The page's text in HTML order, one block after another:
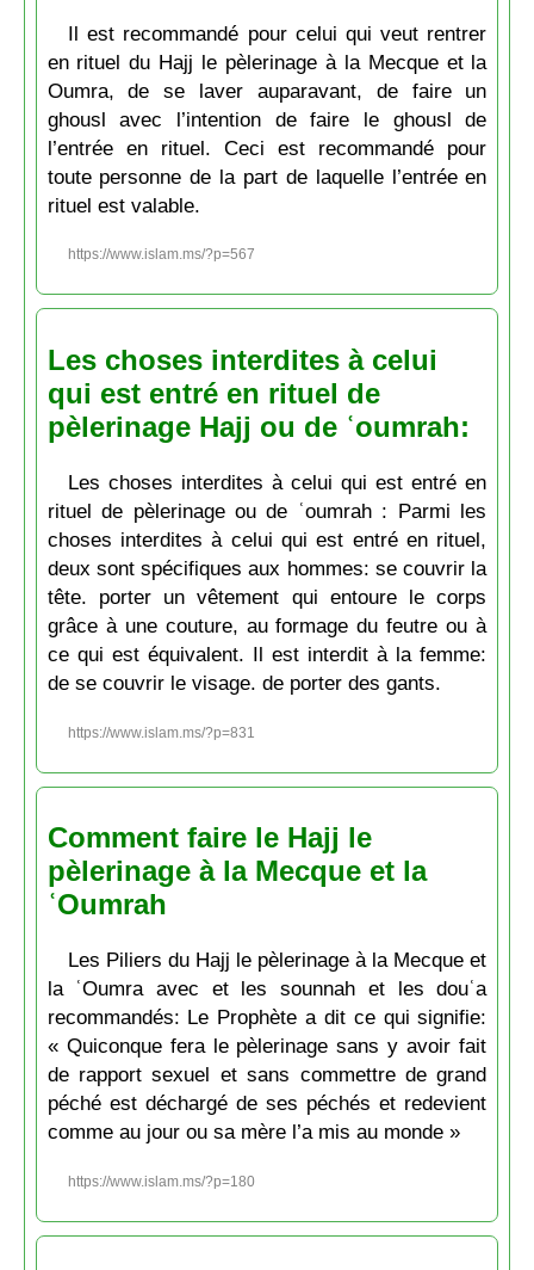
Il est recommandé pour celui qui veut rentrer
en rituel du Hajj le pèlerinage à la Mecque et la
Oumra, de se laver auparavant, de faire un
ghousl avec l’intention de faire le ghousl de
l’entrée en rituel. Ceci est recommandé pour
toute personne de la part de laquelle l’entrée en
rituel est valable.
https://www.islam.ms/?p=567
Les choses interdites à celui
qui est entré en rituel de
pèlerinage Hajj ou de ʿoumrah:
Les choses interdites à celui qui est entré en
rituel de pèlerinage ou de ʿoumrah : Parmi les
choses interdites à celui qui est entré en rituel,
deux sont spécifiques aux hommes: se couvrir la
tête. porter un vêtement qui entoure le corps
grâce à une couture, au formage du feutre ou à
ce qui est équivalent. Il est interdit à la femme:
de se couvrir le visage. de porter des gants.
https://www.islam.ms/?p=831
Comment faire le Hajj le
pèlerinage à la Mecque et la
ʿOumrah
Les Piliers du Hajj le pèlerinage à la Mecque et
la ʿOumra avec et les sounnah et les douʿa
recommandés: Le Prophète a dit ce qui signifie:
« Quiconque fera le pèlerinage sans y avoir fait
de rapport sexuel et sans commettre de grand
péché est déchargé de ses péchés et redevient
comme au jour ou sa mère l’a mis au monde »
https://www.islam.ms/?p=180